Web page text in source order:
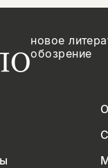
новое
обозрение